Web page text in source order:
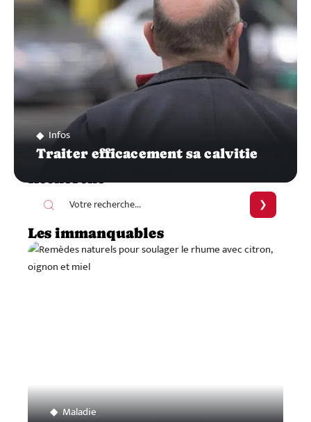
Infos
Traiter efficacement sa calvitie
Recherche
Les immanquables
Maladie